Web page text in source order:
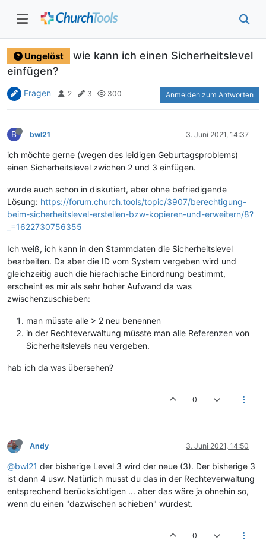
Ungelöst
wie kann ich einen Sicherheitslevel
einfügen?
Fragen 2 3 300 Anmelden zum Antworten
B bwl21 3. Juni 2021, 14:37
ich möchte gerne (wegen des leidigen Geburtagsproblems)
einen Sicherheitslevel zwichen 2 und 3 einfügen.
wurde auch schon in diskutiert, aber ohne befriedigende
Lösung: https://forum.church.tools/topic/3907/berechtigung-
beim-sicherheitslevel-erstellen-bzw-kopieren-und-erweitern/8?
_=1622730756355
Ich weiß, ich kann in den Stammdaten die Sicherheitslevel
bearbeiten. Da aber die ID vom System vergeben wird und
gleichzeitig auch die hierachische Einordnung bestimmt,
erscheint es mir als sehr hoher Aufwand da was
zwischenzuschieben:
man müsste alle > 2 neu benennen
in der Rechteverwaltung müsste man alle Referenzen von
Sicherheitslevels neu vergeben.
hab ich da was übersehen?
0
Andy 3. Juni 2021, 14:50
@bwl21 der bisherige Level 3 wird der neue (3). Der bisherige 3
ist dann 4 usw. Natürlich musst du das in der Rechteverwaltung
entsprechend berücksichtigen ... aber das wäre ja ohnehin so,
wenn du einen "dazwischen schieben" würdest.
0